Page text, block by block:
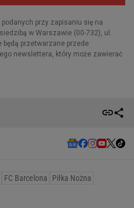
FC Barcelona
Piłka Nożna